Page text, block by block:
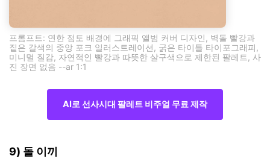
프롬프트: 연한 점토 배경에 그래픽 앨범 커버 디자인, 벽돌 빨강과
짙은 갈색의 중앙 포크 일러스트레이션, 굵은 타이틀 타이포그래피,
미니멀 질감, 자연적인 빨강과 따뜻한 살구색으로 제한된 팔레트, 사
진 장면 없음 --ar 1:1
AI로 선사시대 팔레트 비주얼 무료 제작
9) 돌 이끼